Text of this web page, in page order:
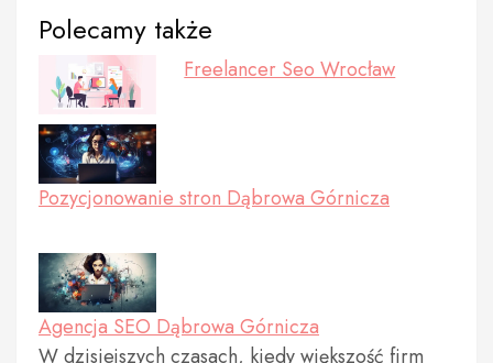
Polecamy także
Freelancer Seo Wrocław
Pozycjonowanie stron Dąbrowa Górnicza
Agencja SEO Dąbrowa Górnicza
W dzisiejszych czasach, kiedy większość firm